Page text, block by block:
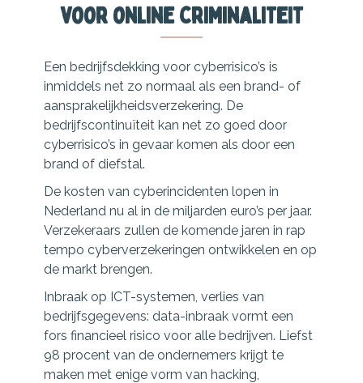
voor online criminaliteit
Een bedrijfsdekking voor cyberrisico’s is
inmiddels net zo normaal als een brand- of
aansprakelijkheidsverzekering. De
bedrijfscontinuïteit kan net zo goed door
cyberrisico’s in gevaar komen als door een
brand of diefstal.
De kosten van cyberincidenten lopen in
Nederland nu al in de miljarden euro’s per jaar.
Verzekeraars zullen de komende jaren in rap
tempo cyberverzekeringen ontwikkelen en op
de markt brengen.
Inbraak op ICT-systemen, verlies van
bedrijfsgegevens: data-inbraak vormt een
fors financieel risico voor alle bedrijven. Liefst
98 procent van de ondernemers krijgt te
maken met enige vorm van hacking,